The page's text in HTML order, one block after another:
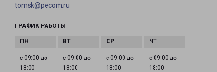
tomsk@pecom.ru
ГРАФИК РАБОТЫ
с 09:00 до
18:00
с 09:00 до
18:00
с 09:00 до
18:00
с 09:00 до
18:00